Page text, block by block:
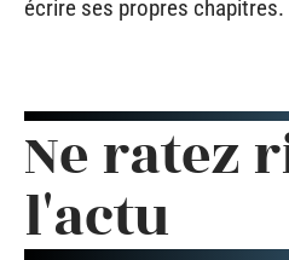
écrire ses propres chapitres.
Ne ratez
l'actu